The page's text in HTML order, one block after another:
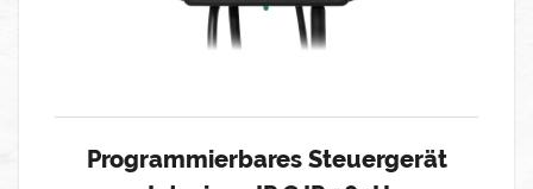
Programmierbares Steuergerät